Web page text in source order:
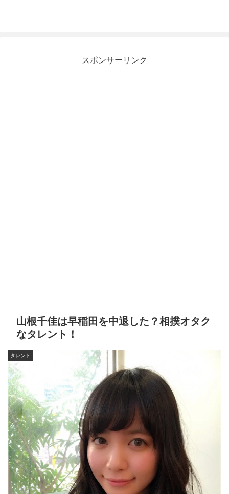
スポンサーリンク
山根千佳は早稲田を中退した？相撲オタク
なタレント！
タレント